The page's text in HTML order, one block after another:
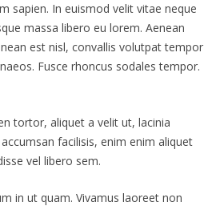
sapien. In euismod velit vitae neque
massa libero eu lorem. Aenean
est nisl, convallis volutpat tempor
Fusce rhoncus sodales tempor.
tortor, aliquet a velit ut, lacinia
facilisis, enim enim aliquet
vel libero sem.
in ut quam. Vivamus laoreet non